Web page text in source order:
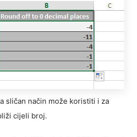
sličan način može koristiti i za
cijeli broj.